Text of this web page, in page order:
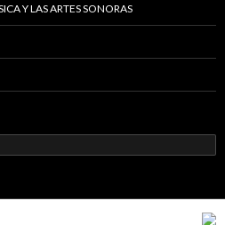
Y LAS ARTES SONORAS